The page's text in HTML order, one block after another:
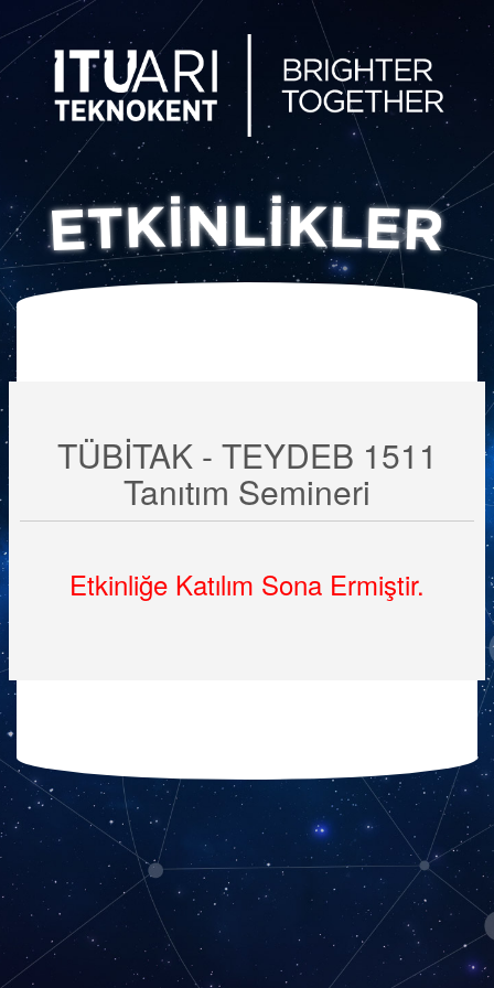
TÜBİTAK - TEYDEB 1511
Tanıtım Semineri
Etkinliğe Katılım Sona Ermiştir.